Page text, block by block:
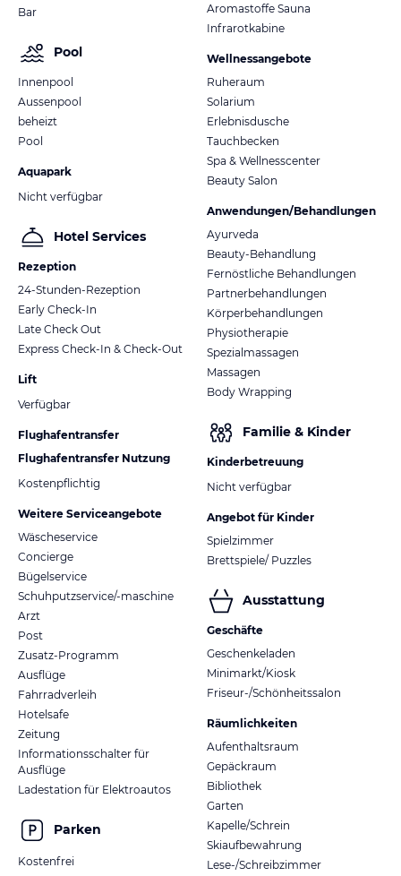
Bar
Pool
Innenpool
Aussenpool
beheizt
Pool
Aquapark
Nicht verfügbar
Hotel Services
Rezeption
24-Stunden-Rezeption
Early Check-In
Late Check Out
Express Check-In & Check-Out
Lift
Verfügbar
Flughafentransfer
Flughafentransfer Nutzung
Kostenpflichtig
Weitere Serviceangebote
Wäscheservice
Concierge
Bügelservice
Schuhputzservice/-maschine
Arzt
Post
Zusatz-Programm
Ausflüge
Fahrradverleih
Hotelsafe
Zeitung
Informationsschalter für
Ausflüge
Ladestation für Elektroautos
Parken
Kostenfrei
Aromastoffe Sauna
Infrarotkabine
Wellnessangebote
Ruheraum
Solarium
Erlebnisdusche
Tauchbecken
Spa & Wellnesscenter
Beauty Salon
Anwendungen/Behandlungen
Ayurveda
Beauty-Behandlung
Fernöstliche Behandlungen
Partnerbehandlungen
Körperbehandlungen
Physiotherapie
Spezialmassagen
Massagen
Body Wrapping
Familie & Kinder
Kinderbetreuung
Nicht verfügbar
Angebot für Kinder
Spielzimmer
Brettspiele/ Puzzles
Ausstattung
Geschäfte
Geschenkeladen
Minimarkt/Kiosk
Friseur-/Schönheitssalon
Räumlichkeiten
Aufenthaltsraum
Gepäckraum
Bibliothek
Garten
Kapelle/Schrein
Skiaufbewahrung
Lese-/Schreibzimmer